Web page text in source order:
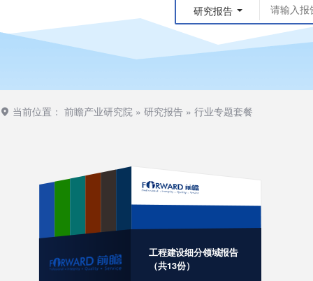
研究报告
当前位置： 前瞻产业研究院 » 研究报告 » 行业专题套餐
工程建设细分领域报告
（共13份）